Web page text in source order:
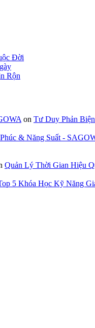
Đời
Rộn
on Tư Duy Phản
& Năng Suất -
Quản Lý Thời Gian Hiệu
5 Khóa Học Kỹ Năng